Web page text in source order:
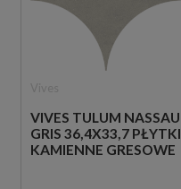
VIVES TULUM NASSAU
GRIS 36,4X33,7 PŁYTKI
KAMIENNE GRESOWE